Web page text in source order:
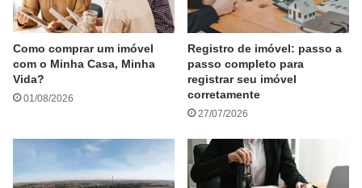
Como comprar um imóvel
com o Minha Casa, Minha
Vida?
01/08/2026
Registro de imóvel: passo a
passo completo para
registrar seu imóvel
corretamente
27/07/2026